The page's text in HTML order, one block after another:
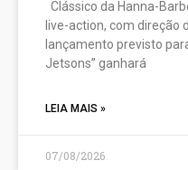
Clássico da Hanna-
live-action, com direção
lançamento previsto
Jetsons” ganhará
LEIA MAIS »
07/08/2026